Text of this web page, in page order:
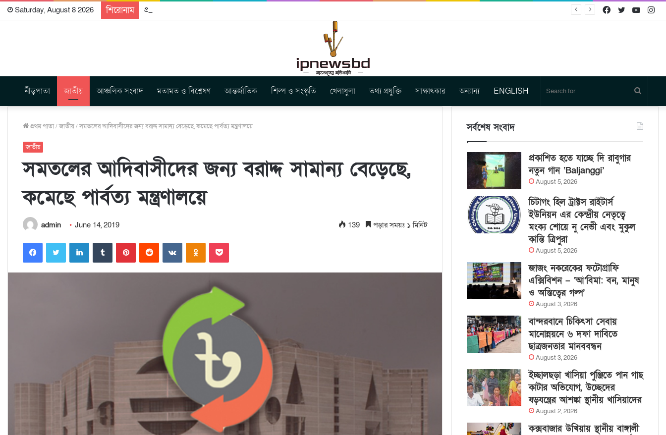
Saturday, August 8 2026 শিরোনাম প্রকাশিত হতে যাচ্ছে দি রাবুগার নতুন গান ‘Baljanggi’ Twitter
Facebook
নীড়পাতা জাতীয় আঞ্চলিক সংবাদ মতামত ও বিশ্লেষণ আন্তর্জাতিক শিল্প ও সংস্কৃতি খেলাধুলা তথ্য প্রযুক্তি সাক্ষাৎকার অন্যান্য ENGLISH
for
প্রথম পাতা/জাতীয়/সমতলের আদিবাসীদের জন্য বরাদ্দ সামান্য বেড়েছে, কমেছে পার্বত্য মন্ত্রণালয়ে
জাতীয়
সমতলের আদিবাসীদের জন্য বরাদ্দ সামান্য বেড়েছে,
কমেছে পার্বত্য মন্ত্রণালয়ে
admin June 14, 2019 139 পড়ার সময়ঃ ১ মিনিট
সর্বশেষ সংবাদ
প্রকাশিত হতে যাচ্ছে দি রাবুগার
নতুন গান ‘Baljanggi’
August 5, 2026
চিটাগং হিল ট্রাক্টস রাইটার্স
ইউনিয়ন এর কেন্দ্রীয় নেতৃত্বে
মংক্য শোয়ে নু নেভী এবং মুকুল
কান্তি ত্রিপুরা
August 5, 2026
জাজং নকরেকের ফটোগ্রাফি
এক্সিবিশন – ‘আ’বিমা: বন, মানুষ
ও অস্তিত্বের গল্প’
August 3, 2026
বান্দরবানে চিকিৎসা সেবায়
মানোন্নয়নে ৬ দফা দাবিতে
ছাত্রজনতার মানববন্ধন
August 3, 2026
ইচ্ছালছড়া খাসিয়া পুঞ্জিতে পান গাছ
কাটার অভিযোগ, উচ্ছেদের
ষড়যন্ত্রের আশঙ্কা স্থানীয় খাসিয়াদের
August 2, 2026
কক্সবাজার উখিয়ায় স্থানীয় বাঙ্গালী